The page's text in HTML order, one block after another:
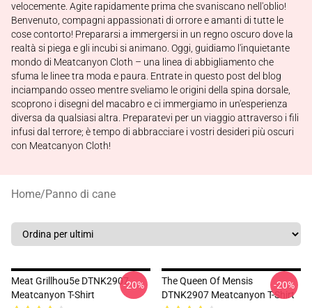
velocemente. Agite rapidamente prima che svaniscano nell'oblio!
Benvenuto, compagni appassionati di orrore e amanti di tutte le
cose contorto! Prepararsi a immergersi in un regno oscuro dove la
realtà si piega e gli incubi si animano. Oggi, guidiamo l'inquietante
mondo di Meatcanyon Cloth – una linea di abbigliamento che
sfuma le linee tra moda e paura. Entrate in questo post del blog
inciampando osseo mentre sveliamo le origini della spina dorsale,
scoprono i disegni del macabro e ci immergiamo in un'esperienza
diversa da qualsiasi altra. Preparatevi per un viaggio attraverso i fili
infusi dal terrore; è tempo di abbracciare i vostri desideri più oscuri
con Meatcanyon Cloth!
Home/Panno di cane
Meat Grillhou5e DTNK2907
Meatcanyon T-Shirt
-20%
The Queen Of Mensis
DTNK2907 Meatcanyon T-Shirt
-20%